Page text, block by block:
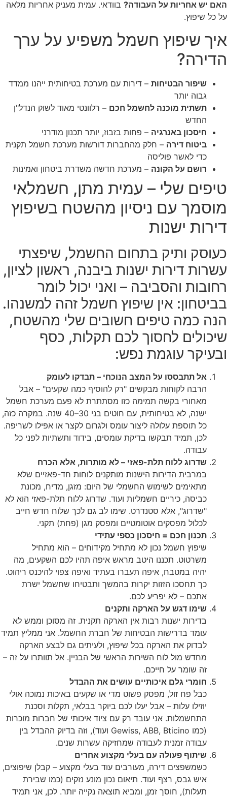
האם יש אחריות על העבודה? בוודאי. עמית מעניק אחריות מלאה
על כל שיפוץ.
איך שיפוץ חשמל משפיע על ערך
הדירה?
שיפור הבטיחות – דירות עם מערכת בטיחותית ייהנו ממדד
גבוה יותר
תשתית מוכנה לחשמל חכם – רלוונטי מאוד לשוק הנדל"ן
החדש
חיסכון באנרגיה – פחות בזבוז, יותר תכנון מודרני
ביטוח דירה – חלק מהחברות דורשות מערכת חשמל תקנית
כדי לאשר פוליסה
רושם על הקונה – מערכת חדשה משדרת ביטחון ואמינות
טיפים שלי – עמית מתן, חשמלאי
מוסמך עם ניסיון מהשטח בשיפוץ
דירות ישנות
כעוסק ותיק בתחום החשמל, שיפצתי
עשרות דירות ישנות ביבנה, ראשון לציון,
רחובות והסביבה – ואני יכול לומר
בביטחון: אין שיפוץ חשמל זהה למשנהו.
הנה כמה טיפים חשובים שלי מהשטח,
שיכולים לחסוך לכם תקלות, כסף
ובעיקר עוגמת נפש:
אל תתבססו על המצב הנוכחי – תבדקו לעומק
הרבה לקוחות מבקשים "רק להוסיף כמה שקעים" – אבל
מאחורי בקשה תמימה כזו מסתתרת לא פעם מערכת חשמל
ישנה, לא בטיחותית, עם חוטים בני 30–40 שנה. במקרה כזה,
כל תוספת עלולה ליצור עומס ולגרום לקצר או אפילו לשריפה.
לכן, תמיד תבקשו בדיקת עומסים, בידוד ותשתיות לפני כל
עבודה.
שדרוג ללוח תלת-פאזי – לא מותרות, אלא הכרח
במרבית הדירות הישנות מותקנים לוחות חד-פאזיים שלא
מתאימים לשימוש החשמלי של היום: מזגן, מדיח, מכונת
כביסה, כיריים חשמליות ועוד. שדרוג ללוח תלת-פאזי הוא לא
"שדרוג", אלא סטנדרט. שימו לב גם לכך שלוח חדש חייב
לכלול מפסקים אוטומטיים ומפסק מגן (פחת) תקני.
תכנון חכם = חיסכון כספי עתידי
שיפוץ חשמל נכון לא מתחיל מקידוחים – הוא מתחיל
משרטוט. תכננו היטב מראש איפה תהיו לכם השקעים, מה
יהיה במטבח, איפה תעברו בעתיד ואיפה צפוי להיכנס ריהוט.
כך תחסכו הזזות יקרות בהמשך ותבטיחו שחשמל ישרת
אתכם – לא יפריע לכם.
שימו דגש על הארקה ותקנים
בדירות ישנות רבות אין הארקה תקנית. זה מסוכן וממש לא
עומד בדרישות הבטיחות של חברת החשמל. אני ממליץ תמיד
לבדוק את הארקה בכל שיפוץ, ולעיתים גם לבצע הארקה
מחדש מול לוח השירות הראשי של הבניין. אל תוותרו על זה –
זה שומר על חייכם.
חומרי גלם איכותיים עושים את ההבדל
כבל פח זול, מפסק פשוט מדי או שקעים באיכות נמוכה אולי
יוזילו עלות – אבל יעלו לכם ביוקר בבלאי, תקלות וסכנת
התחשמלות. אני עובד רק עם ציוד איכותי של חברות מוכרות
(כמו Gewiss, ABB, Bticino ועוד), וזה בדיוק ההבדל בין
עבודה זמנית לעבודה שמחזיקה עשרות שנים.
שיתוף פעולה עם בעלי מקצוע אחרים
כשמשפצים דירה, מעורבים עוד בעלי מקצוע – קבלן שיפוצים,
איש גבס, רצף ועוד. תיאום נכון מונע נזקים (כמו שבירת
תעלות), חוסך זמן, ומביא תוצאה נקייה יותר. לכן, אני תמיד